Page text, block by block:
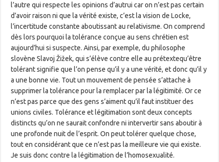
l’autre qui respecte les opinions d’autrui car on n’est pas certain
d’avoir raison ni que la vérité existe, c’est la vision de Locke,
l’incertitude constante aboutissant au relativisme. On comprend
dès lors pourquoi la tolérance conçue au sens chrétien est
aujourd’hui si suspecte. Ainsi, par exemple, du philosophe
slovène Slavoj Žižek, qui s’élève contre elle au prétextequ’être
tolérant signifie que l’on pense qu’il y a une vérité, et donc qu’il y
a une bonne vie. Tout un mouvement de pensée s’attache à
supprimer la tolérance pour la remplacer par la légitimité. Or ce
n’est pas parce que des gens s’aiment qu’il faut instituer des
unions civiles. Tolérance et légitimation sont deux concepts
distincts qu’on ne saurait confondre ni intervertir sans aboutir à
une profonde nuit de l’esprit. On peut tolérer quelque chose,
tout en considérant que ce n’est pas la meilleure vie qui existe.
Je suis donc contre la légitimation de l’homosexualité.